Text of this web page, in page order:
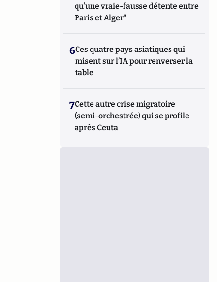
qu’une vraie-fausse détente entre
Paris et Alger"
6Ces quatre pays asiatiques qui
misent sur l’IA pour renverser la
table
7Cette autre crise migratoire
(semi-orchestrée) qui se profile
après Ceuta